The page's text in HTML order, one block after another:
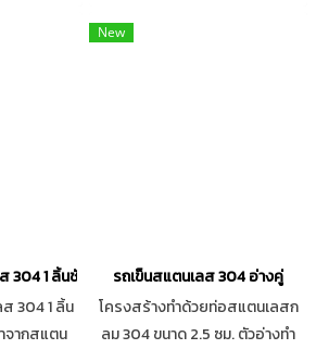
ทำให้พื้นเป็นรอย ยึดเกาะพื้นได้ดี /
304 1 ลิ้นชัก ขอบทึบ 3 ด้าน
304 1 ลิ้น
จากสแตน
New
รถเข็นสแตนเลส 304 อ่างคู่
โครงสร้างทำด้วยท่อสแตนเลสก
ลม 304 ขนาด 2.5 ซม. ตัวอ่างทำ